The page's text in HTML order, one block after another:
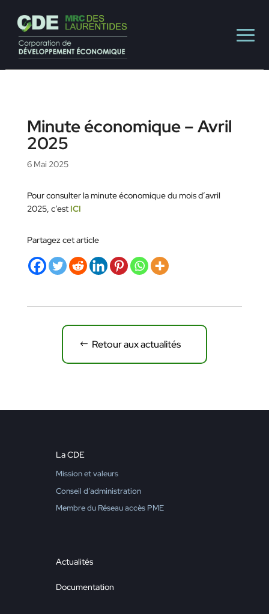
Minute économique – Avril
2025
6 Mai 2025
Pour consulter la minute économique du mois d’avril
2025, c’est ICI
Partagez cet article
Retour aux actualités
La CDE
Mission et valeurs
Conseil d’administration
Membre du Réseau accès PME
Actualités
Documentation